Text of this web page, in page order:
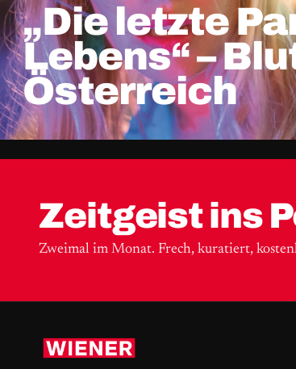
„Die letzte
Lebens“ –
Österreich
Zeitgeist ins
Zweimal im Monat. Frech, kuratiert,